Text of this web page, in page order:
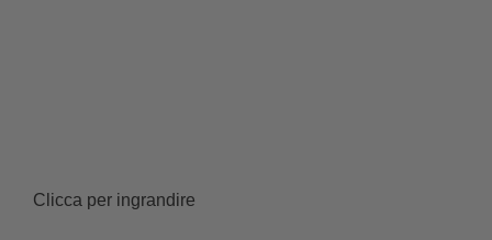
Clicca per ingrandire